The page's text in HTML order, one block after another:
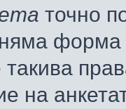
точно
форма
такива
на